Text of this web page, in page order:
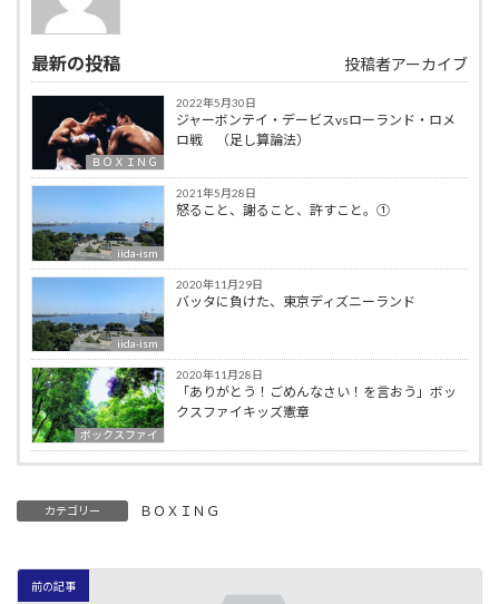
最新の投稿 投稿者アーカイブ
ＢＯＸＩＮＧ
2022年5月30日
ジャーボンテイ・デービスvsローランド・ロメ
ロ戦 （足し算論法）
iida-ism
2021年5月28日
怒ること、謝ること、許すこと。①
iida-ism
2020年11月29日
バッタに負けた、東京ディズニーランド
ボックスファイ
2020年11月28日
「ありがとう！ごめんなさい！を言おう」ボッ
クスファイキッズ憲章
カテゴリー ＢＯＸＩＮＧ
前の記事